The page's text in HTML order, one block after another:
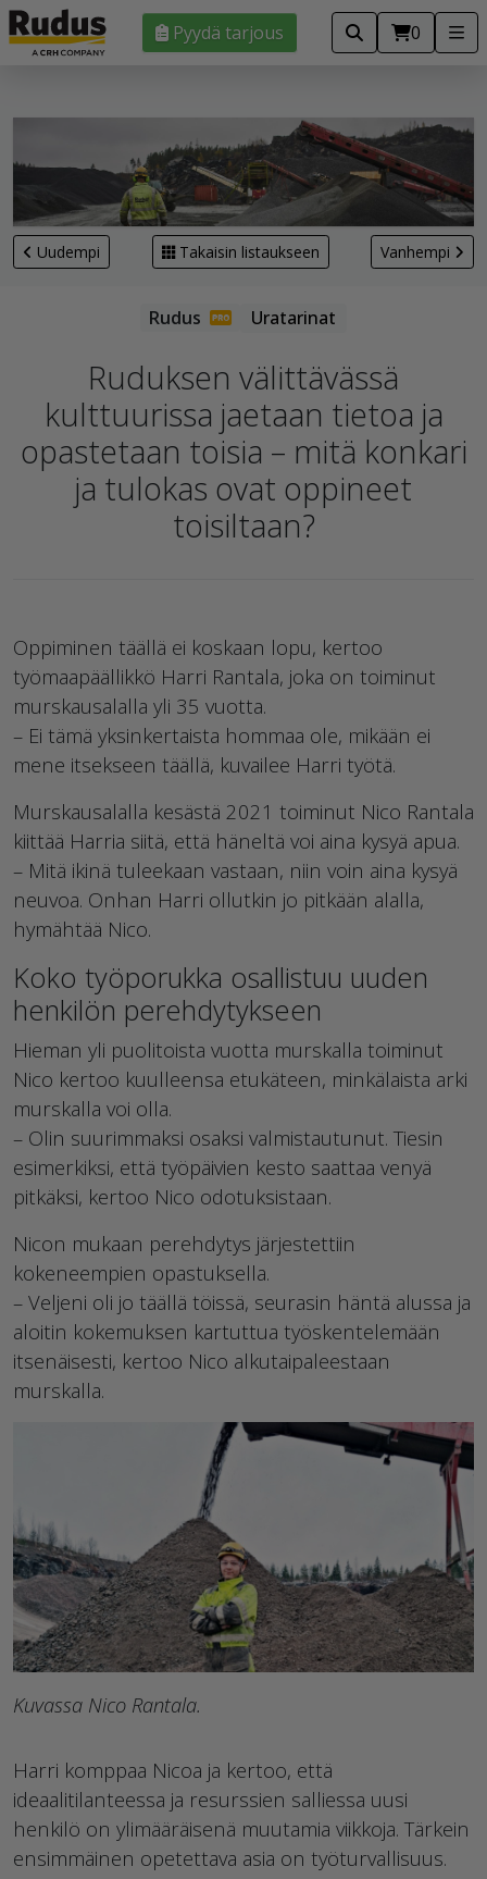
Pyydä tarjous 0
Uudempi Takaisin listaukseen Vanhempi
Uratarinat
Ruduksen välittävässä
kulttuurissa jaetaan tietoa ja
opastetaan toisia – mitä konkari
ja tulokas ovat oppineet
toisiltaan?
Oppiminen täällä ei koskaan lopu, kertoo
työmaapäällikkö Harri Rantala, joka on toiminut
murskausalalla yli 35 vuotta.
– Ei tämä yksinkertaista hommaa ole, mikään ei
mene itsekseen täällä, kuvailee Harri työtä.
Murskausalalla kesästä 2021 toiminut Nico Rantala
kiittää Harria siitä, että häneltä voi aina kysyä apua.
– Mitä ikinä tuleekaan vastaan, niin voin aina kysyä
neuvoa. Onhan Harri ollutkin jo pitkään alalla,
hymähtää Nico.
Koko työporukka osallistuu uuden
henkilön perehdytykseen
Hieman yli puolitoista vuotta murskalla toiminut
Nico kertoo kuulleensa etukäteen, minkälaista arki
murskalla voi olla.
– Olin suurimmaksi osaksi valmistautunut. Tiesin
esimerkiksi, että työpäivien kesto saattaa venyä
pitkäksi, kertoo Nico odotuksistaan.
Nicon mukaan perehdytys järjestettiin
kokeneempien opastuksella.
– Veljeni oli jo täällä töissä, seurasin häntä alussa ja
aloitin kokemuksen kartuttua työskentelemään
itsenäisesti, kertoo Nico alkutaipaleestaan
murskalla.
Kuvassa Nico Rantala.
Harri komppaa Nicoa ja kertoo, että
ideaalitilanteessa ja resurssien salliessa uusi
henkilö on ylimääräisenä muutamia viikkoja. Tärkein
ensimmäinen opetettava asia on työturvallisuus.